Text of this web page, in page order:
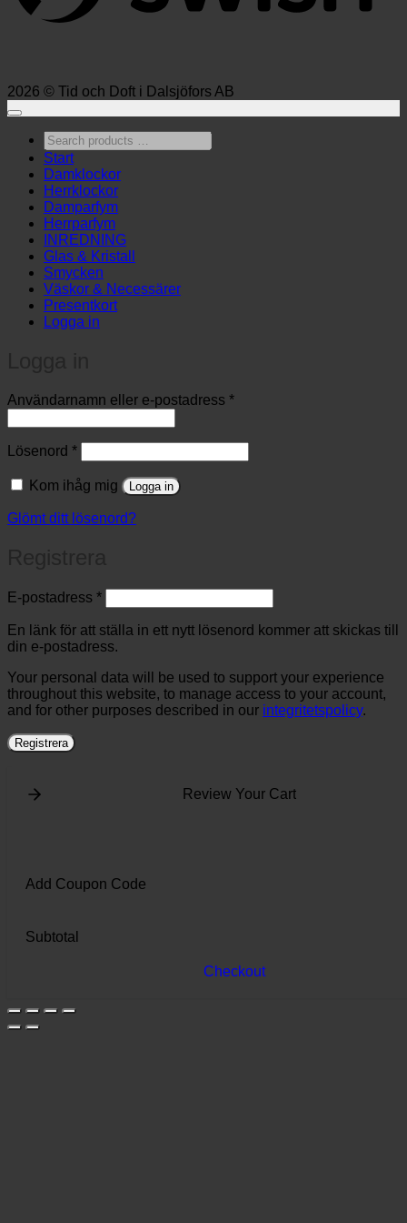
2026 © Tid och Doft i Dalsjöfors AB
Search
products
…
Start
Damklockor
Herrklockor
Damparfym
Herrparfym
INREDNING
Glas & Kristall
Smycken
Väskor & Necessärer
Presentkort
Logga in
Användarnamn eller e-postadress *Obligatoriskt
Lösenord *Obligatoriskt
Kom ihåg mig Logga in
Glömt ditt lösenord?
E-postadress *Obligatoriskt
En länk för att ställa in ett nytt lösenord kommer att skickas till
din e-postadress.
Your personal data will be used to support your experience
throughout this website, to manage access to your account,
and for other purposes described in our integritetspolicy.
Registrera
Review Your Cart
Add Coupon Code
Subtotal
Checkout